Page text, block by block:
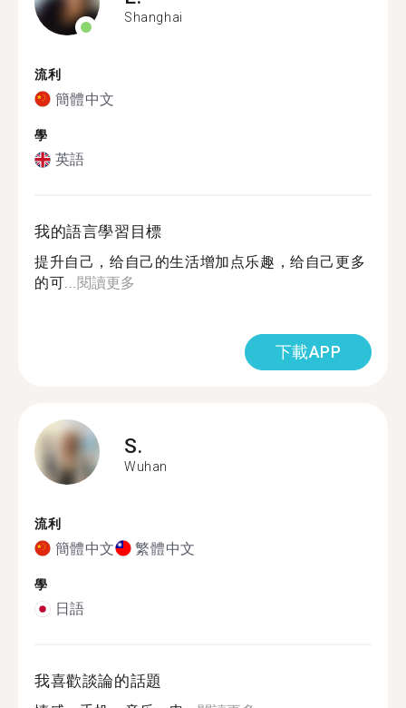
Shanghai
流利
簡體中文
學
英語
我的語言學習目標
提升自己，给自己的生活增加点乐趣，给自己更多
的可...閱讀更多
下載APP
S.
Wuhan
流利
簡體中文 繁體中文
學
日語
我喜歡談論的話題